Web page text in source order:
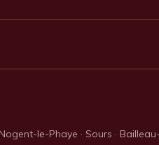
le-Phaye · Sours ·